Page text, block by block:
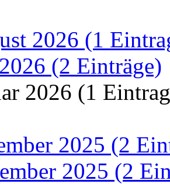
2026 (1
(2 Einträge)
2026 (1
2025 (2
2025 (2